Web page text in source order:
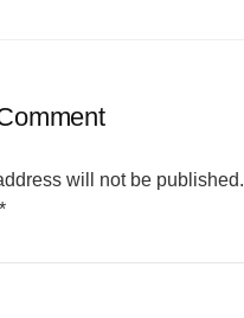
will not be published.
*